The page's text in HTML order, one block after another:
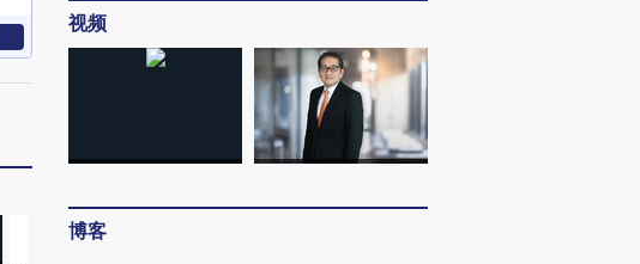
视频
博客